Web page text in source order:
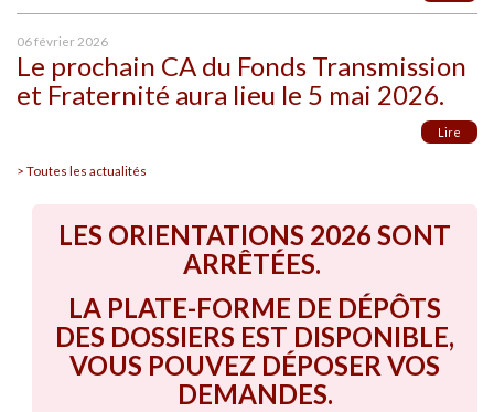
06 février 2026
Le prochain CA du Fonds Transmission
et Fraternité aura lieu le 5 mai 2026.
Lire
> Toutes les actualités
LES ORIENTATIONS 2026 SONT
ARRÊTÉES.
LA PLATE-FORME DE DÉPÔTS
DES DOSSIERS EST DISPONIBLE,
VOUS POUVEZ DÉPOSER VOS
DEMANDES.